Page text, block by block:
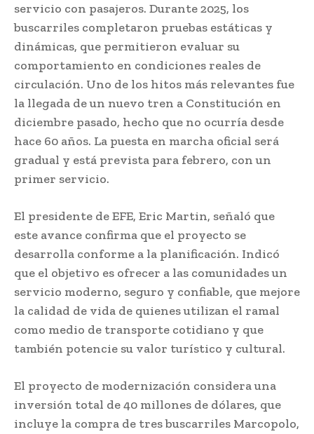
servicio con pasajeros. Durante 2025, los
buscarriles completaron pruebas estáticas y
dinámicas, que permitieron evaluar su
comportamiento en condiciones reales de
circulación. Uno de los hitos más relevantes fue
la llegada de un nuevo tren a Constitución en
diciembre pasado, hecho que no ocurría desde
hace 60 años. La puesta en marcha oficial será
gradual y está prevista para febrero, con un
primer servicio.
El presidente de EFE, Eric Martin, señaló que
este avance confirma que el proyecto se
desarrolla conforme a la planificación. Indicó
que el objetivo es ofrecer a las comunidades un
servicio moderno, seguro y confiable, que mejore
la calidad de vida de quienes utilizan el ramal
como medio de transporte cotidiano y que
también potencie su valor turístico y cultural.
El proyecto de modernización considera una
inversión total de 40 millones de dólares, que
incluye la compra de tres buscarriles Marcopolo,